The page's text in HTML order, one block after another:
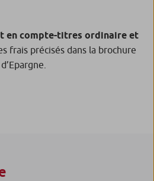
en compte-titres ordinaire et
frais précisés dans la brochure